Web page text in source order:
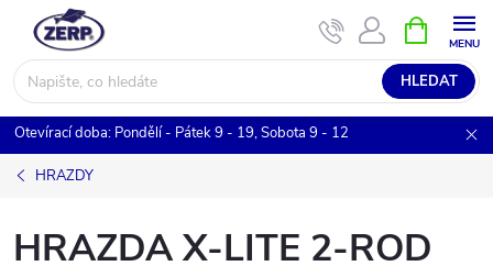
obsah
HLEDAT
NÁKUPNÍ
KOŠÍK
Otevírací doba: Pondělí - Pátek 9 - 19, Sobota 9 - 12
HRAZDY
HRAZDA X-LITE 2-ROD